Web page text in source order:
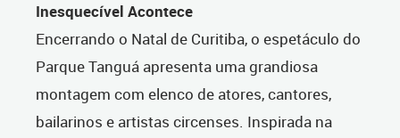
Inesquecível Acontece
Encerrando o Natal de Curitiba, o espetáculo do
Parque Tanguá apresenta uma grandiosa
montagem com elenco de atores, cantores,
bailarinos e artistas circenses. Inspirada na